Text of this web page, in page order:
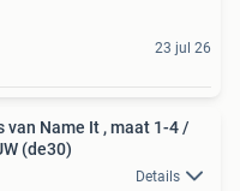
23 jul 26
van Name It , maat 1-4 /
(de30)
Details